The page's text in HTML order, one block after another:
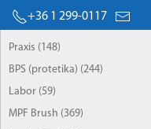
+36 1 299-0117
Praxis (148)
BPS (protetika) (244)
Labor (59)
MPF Brush (369)